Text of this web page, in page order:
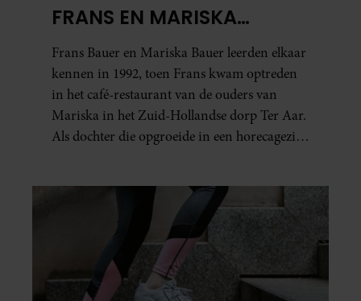
FRANS EN MARISKA
BAUER: OOK IN BED
ELKAARS EERSTE
Frans Bauer en Mariska Bauer leerden elkaar
kennen in 1992, toen Frans kwam optreden
in het café-restaurant van de ouders van
Mariska in het Zuid-Hollandse dorp Ter Aar.
Als dochter die opgroeide in een horecagezin